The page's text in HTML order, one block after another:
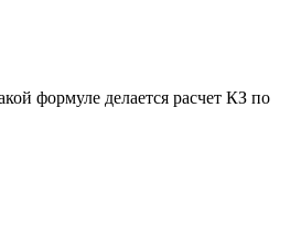
формуле делается расчет КЗ по